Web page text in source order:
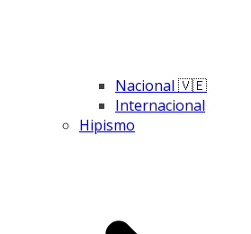
Nacional 🇻🇪
Internacional
Hipismo